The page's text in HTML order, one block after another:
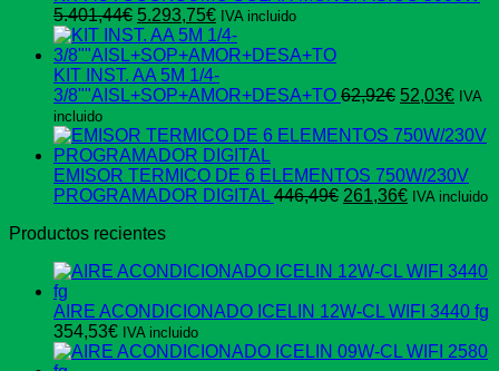
5.401,44€ El
precio
original
era:
5.401,44€.
5.293,75€El
precio
actual
es:
5.293,75€.
IVA incluido
KIT INST. AA 5M 1/4-
3/8""AISL+SOP+AMOR+DESA+TO 62,92€ El
original
62,92€.
52,03€ElIVA
incluido
EMISOR TERMICO DE 6 ELEMENTOS 750W/230V
PROGRAMADOR DIGITAL 446,49€ El
446,49€.
261,36€El
261,36€.
IVA incluido
Productos recientes
AIRE ACONDICIONADO ICELIN 12W-CL WIFI 3440 fg
354,53€ IVA incluido